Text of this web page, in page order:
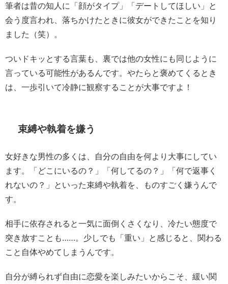
筆者は昔の知人に「顔がタイプ」「デートしてほしい」と
会う度言われ、落ちかけたときに彼女ができたことを知り
ました（笑）。
ついドキッとする言葉も、裏では他の女性にも同じように
言っている可能性があるんです。やたらと褒めてくるとき
は、一歩引いて冷静に観察することが大事ですよ！
束縛や執着を嫌う
女好きな男性の多くは、自分の自由を何より大事にしてい
ます。「どこにいるの？」「何してるの？」「何で返事く
れないの？」といった束縛や執着を、ものすごく嫌うんで
す。
相手に依存されると一気に面倒くさくなり、冷たい態度で
突き放すことも……。少しでも「重い」と感じると、関わる
こと自体やめてしまうんです。
自分が縛られず自由に恋愛を楽しみたいからこそ、緩い関